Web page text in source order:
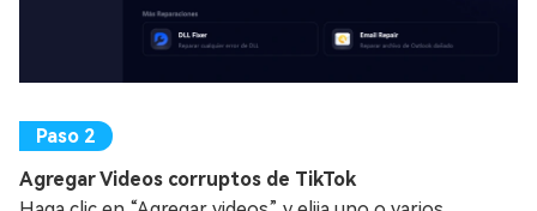
Agregar Videos corruptos de TikTok